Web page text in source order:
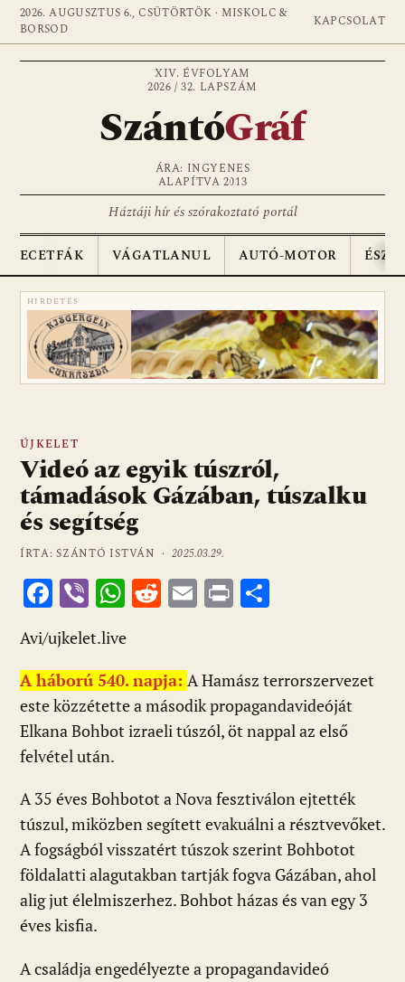
2026. AUGUSZTUS 6., CSÜTÖRTÖK · MISKOLC &
BORSOD
KAPCSOLAT
XIV. ÉVFOLYAM
2026 / 32. LAPSZÁM
SzántóGráf
ÁRA: INGYENES
ALAPÍTVA 2013
Háztáji hír és szórakoztató portál
ECETFÁK VÁGATLANUL AUTÓ-MOTOR
HIRDETÉS
ÚJKELET
Videó az egyik túszról,
támadások Gázában, túszalku
és segítség
ÍRTA: SZÁNTÓ ISTVÁN ·2025.03.29.
F
ac
e
b
o
o
k
Vi
b
er
W
at
s
A
p
R
di
t
E
l
Pr
m
e
g
Avi/ujkelet.live
A háború 540. napja: A Hamász terrorszervezet
este közzétette a második propagandavideóját
Elkana Bohbot izraeli túszól, öt nappal az első
felvétel után.
A 35 éves Bohbotot a Nova fesztiválon ejtették
túszul, miközben segített evakuálni a résztvevőket.
A fogságból visszatért túszok szerint Bohbotot
földalatti alagutakban tartják fogva Gázában, ahol
alig jut élelmiszerhez. Bohbot házas és van egy 3
éves kisfia.
A családja engedélyezte a propagandavideó